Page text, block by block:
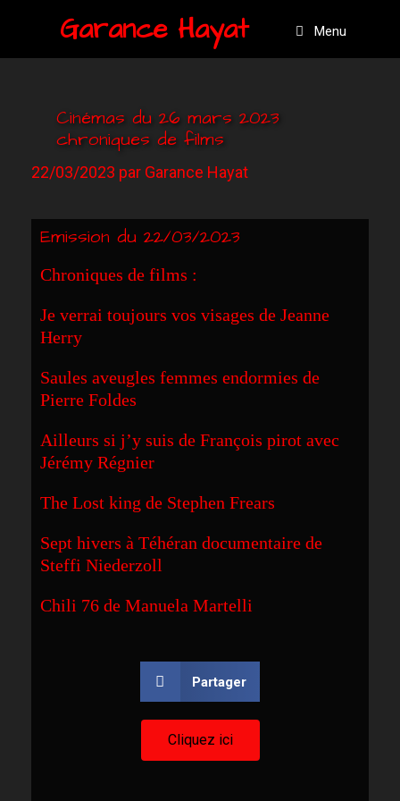
Garance Hayat Menu
Cinémas du 26 mars 2023
chroniques de films
22/03/2023 par Garance Hayat
Emission du 22/03/2023
Chroniques de films :
Je verrai toujours vos visages de Jeanne
Herry
Saules aveugles femmes endormies de
Pierre Foldes
Ailleurs si j’y suis de François pirot avec
Jérémy Régnier
The Lost king de Stephen Frears
Sept hivers à Téhéran documentaire de
Steffi Niederzoll
Chili 76 de Manuela Martelli
Partager
Cliquez ici